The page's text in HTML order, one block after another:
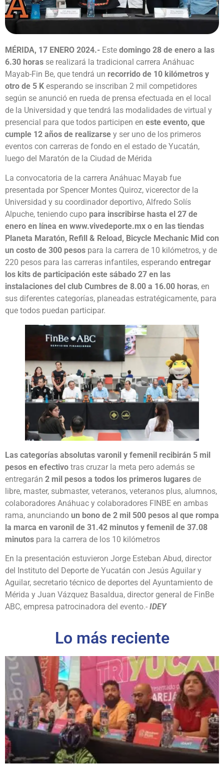
MÉRIDA, 17 ENERO 2024.- Este domingo 28 de enero a las
6.30 horas se realizará la tradicional carrera Anáhuac
Mayab-Fin Be, que tendrá un recorrido de 10 kilómetros y
otro de 5 K esperando se inscriban 2 mil competidores
según se anunció en rueda de prensa efectuada en el local
de la Universidad y que tendrá las modalidades de virtual y
presencial para que todos participen en este evento, que
cumple 12 años de realizarse y ser uno de los primeros
eventos con carreras de fondo en el estado de Yucatán,
luego del Maratón de la Ciudad de Mérida
La convocatoria de la carrera Anáhuac Mayab fue
presentada por Spencer Montes Quiroz, vicerector de la
Universidad y su coordinador deportivo, Alfredo Solís
Alpuche, teniendo cupo para inscribirse hasta el 27 de
enero en línea en www.vivedeporte.mx o en las tiendas
Planeta Maratón, Refill & Reload, Bicycle Mechanic Mid con
un costo de 300 pesos para la carrera de 10 kilómetros, y de
220 pesos para las carreras infantiles, esperando entregar
los kits de participación este sábado 27 en las
instalaciones del club Cumbres de 8.00 a 16.00 horas, en
sus diferentes categorías, planeadas estratégicamente, para
que todos puedan participar.
Las categorías absolutas varonil y femenil recibirán 5 mil
pesos en efectivo tras cruzar la meta pero además se
entregarán 2 mil pesos a todos los primeros lugares de
libre, master, submaster, veteranos, veteranos plus, alumnos,
colaboradores Anáhuac y colaboradores FINBE en ambas
rama, anunciando un bono de 2 mil 500 pesos al que rompa
la marca en varonil de 31.42 minutos y femenil de 37.08
minutos para la carrera de los 10 kilómetros
En la presentación estuvieron Jorge Esteban Abud, director
del Instituto del Deporte de Yucatán con Jesús Aguilar y
Aguilar, secretario técnico de deportes del Ayuntamiento de
Mérida y Juan Vázquez Basaldua, director general de FinBe
ABC, empresa patrocinadora del evento.- IDEY
Lo más reciente